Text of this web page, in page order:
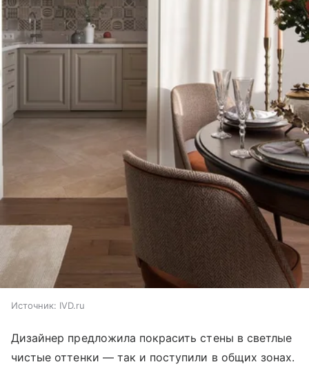
Источник: IVD.ru
Дизайнер предложила покрасить стены в светлые
чистые оттенки — так и поступили в общих зонах.